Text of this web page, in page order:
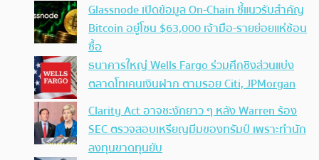
Glassnode เปิดข้อมูล On-Chain ชี้แนวรับสำคัญ
Bitcoin อยู่โซน $63,000 เจ้ามือ-รายย่อยแห่ช้อน
ซื้อ
ธนาคารใหญ่ Wells Fargo ร่วมศึกชิงส่วนแบ่ง
ตลาดโทเคนเงินฝาก ตามรอย Citi, JPMorgan
Clarity Act อาจชะงักยาว ๆ หลัง Warren ร้อง
SEC ตรวจสอบเหรียญมีมของทรัมป์ เพราะทำนัก
ลงทุนขาดทุนยับ